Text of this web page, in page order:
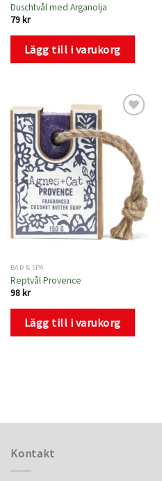
Duschtvål med Arganolja
79 kr
Lägg till i varukorg
Lägg
till i
önskelistan
BAD & SPA
Reptvål Provence
98 kr
Lägg till i varukorg
Kontakt